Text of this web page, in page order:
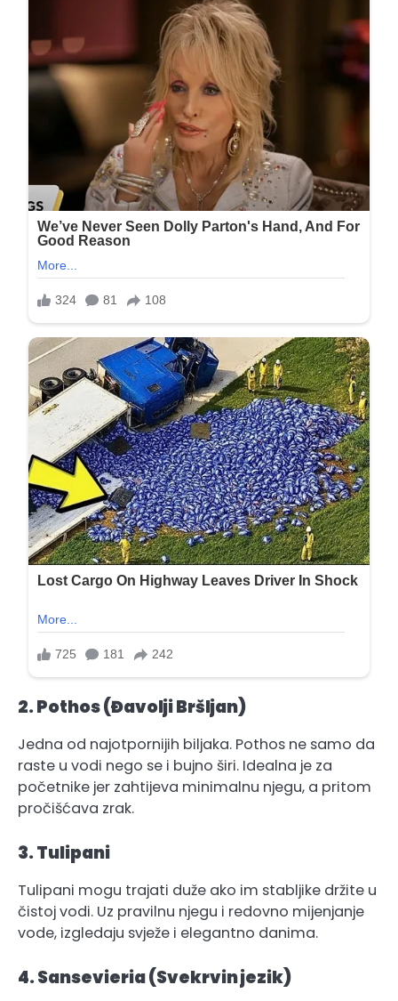
2. Pothos (Đavolji Bršljan)
Jedna od najotpornijih biljaka. Pothos ne samo da
raste u vodi nego se i bujno širi. Idealna je za
početnike jer zahtijeva minimalnu njegu, a pritom
pročišćava zrak.
3. Tulipani
Tulipani mogu trajati duže ako im stabljike držite u
čistoj vodi. Uz pravilnu njegu i redovno mijenjanje
vode, izgledaju svježe i elegantno danima.
4. Sansevieria (Svekrvin jezik)